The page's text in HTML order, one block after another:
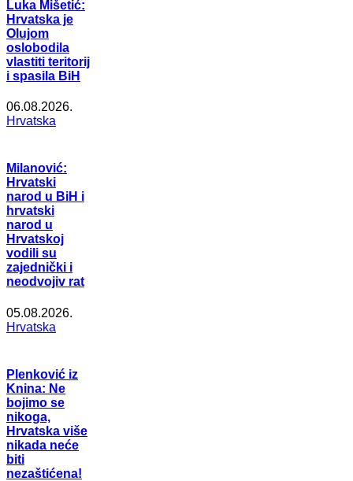
Luka Mišetić:
Hrvatska je
Olujom
oslobodila
vlastiti teritorij
i spasila BiH
06.08.2026.
Hrvatska
Milanović:
Hrvatski
narod u BiH i
hrvatski
narod u
Hrvatskoj
vodili su
zajednički i
neodvojiv rat
05.08.2026.
Hrvatska
Plenković iz
Knina: Ne
bojimo se
nikoga,
Hrvatska više
nikada neće
biti
nezaštićena!